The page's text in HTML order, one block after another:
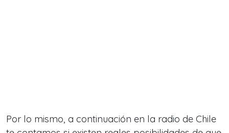
Por lo mismo, a continuación en la radio de Chile